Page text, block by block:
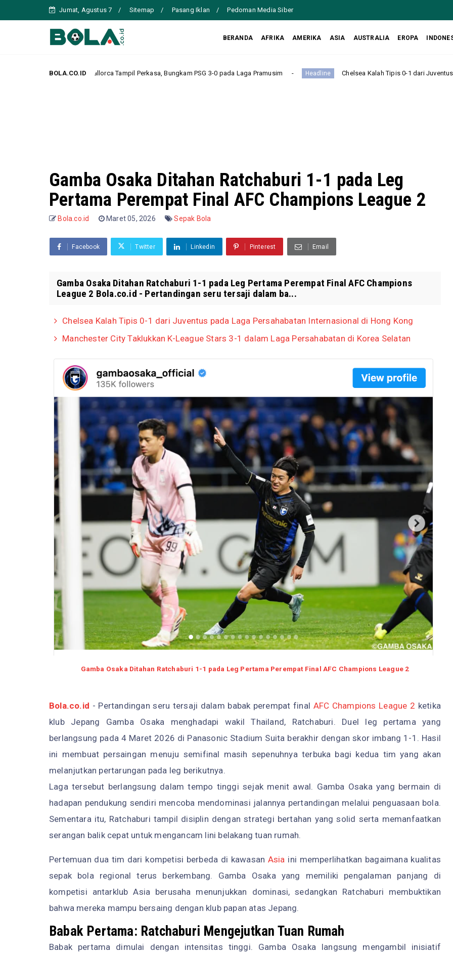
Jumat, Agustus 7 Sitemap Pasang Iklan Pedoman Media Siber
BERANDA AFRIKA AMERIKA ASIA AUSTRALIA EROPA
BOLA.CO.ID
Mallorca Tampil Perkasa, Bungkam PSG 3-0 pada Laga Pramusim Headline Chelsea Kalah Tipis 0-1 dari Juventus pada Laga
Gamba Osaka Ditahan Ratchaburi 1-1 pada Leg
Pertama Perempat Final AFC Champions League 2
Bola.co.id Maret 05, 2026 Sepak Bola
Facebook Twitter Linkedin Pinterest Email
Gamba Osaka Ditahan Ratchaburi 1-1 pada Leg Pertama Perempat Final AFC Champions
League 2 Bola.co.id - Pertandingan seru tersaji dalam ba...
Chelsea Kalah Tipis 0-1 dari Juventus pada Laga Persahabatan Internasional di Hong Kong
Manchester City Taklukkan K-League Stars 3-1 dalam Laga Persahabatan di Korea Selatan
Gamba Osaka Ditahan Ratchaburi 1-1 pada Leg Pertama Perempat Final AFC Champions League 2
Bola.co.id - Pertandingan seru tersaji dalam babak perempat final AFC Champions League 2 ketika
klub Jepang Gamba Osaka menghadapi wakil Thailand, Ratchaburi. Duel leg pertama yang
berlangsung pada 4 Maret 2026 di Panasonic Stadium Suita berakhir dengan skor imbang 1-1. Hasil
ini membuat persaingan menuju semifinal masih sepenuhnya terbuka bagi kedua tim yang akan
melanjutkan pertarungan pada leg berikutnya.
Laga tersebut berlangsung dalam tempo tinggi sejak menit awal. Gamba Osaka yang bermain di
hadapan pendukung sendiri mencoba mendominasi jalannya pertandingan melalui penguasaan bola.
Sementara itu, Ratchaburi tampil disiplin dengan strategi bertahan yang solid serta memanfaatkan
serangan balik cepat untuk mengancam lini belakang tuan rumah.
Pertemuan dua tim dari kompetisi berbeda di kawasan Asia ini memperlihatkan bagaimana kualitas
sepak bola regional terus berkembang. Gamba Osaka yang memiliki pengalaman panjang di
kompetisi antarklub Asia berusaha menunjukkan dominasi, sedangkan Ratchaburi membuktikan
bahwa mereka mampu bersaing dengan klub papan atas Jepang.
Babak Pertama: Ratchaburi Mengejutkan Tuan Rumah
Babak pertama dimulai dengan intensitas tinggi. Gamba Osaka langsung mengambil inisiatif